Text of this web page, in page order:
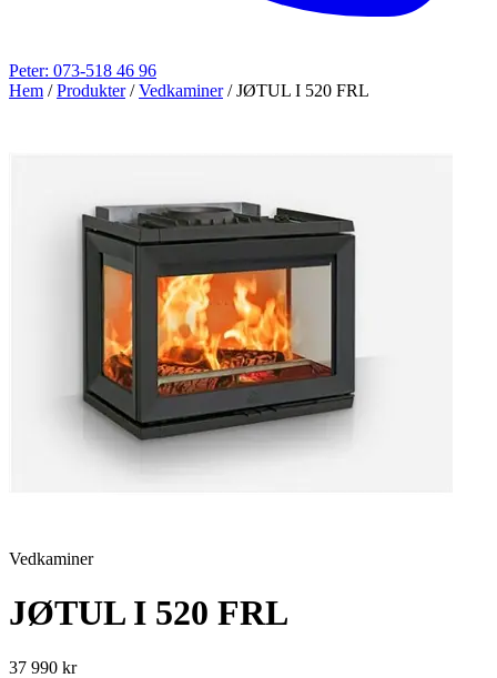
Peter: 073-518 46 96
Hem / Produkter / Vedkaminer / JØTUL I 520 FRL
Vedkaminer
JØTUL I 520 FRL
37 990 kr